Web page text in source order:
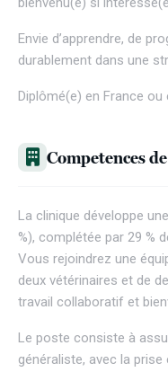
Envie d’apprendre, de
durablement dans une
Diplômé(e) en France ou
Competences
La clinique développe
%), complétée par 29 %
Vous rejoindrez une
deux vétérinaires et de
travail collaboratif et
Le poste consiste à
généraliste, avec la